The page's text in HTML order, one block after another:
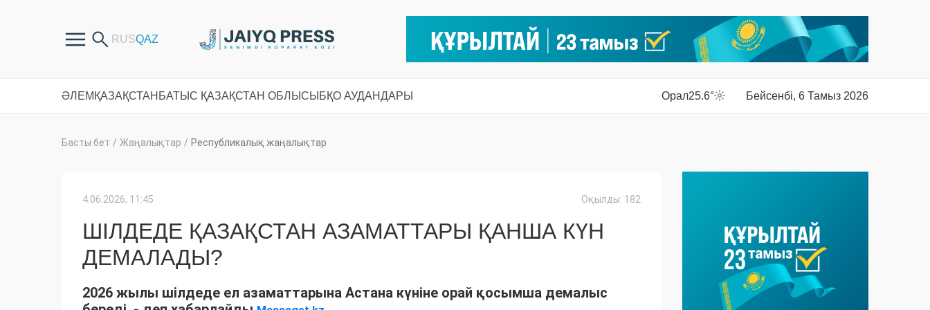
ӘЛЕМ ҚАЗАҚСТАН БАТЫС ҚАЗАҚСТАН ОБЛЫСЫ БҚО АУДАНДАРЫ Орал25.6° Бейсенбі, 6 Тамыз 2026
Басты бет / Жаңалықтар / Республикалық жаңалықтар
4.06.2026, 11:45 Оқылды: 182
ШІЛДЕДЕ ҚАЗАҚСТАН АЗАМАТТАРЫ ҚАНША КҮН
ДЕМАЛАДЫ?
2026 жылы шілдеде ел азаматтарына Астана күніне орай қосымша демалыс